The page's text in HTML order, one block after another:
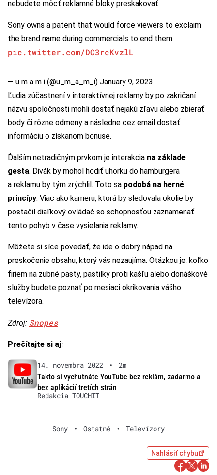
nebudete môcť reklamné bloky preskakovať.
Sony owns a patent that would force viewers to exclaim
the brand name during commercials to end them.
pic.twitter.com/DC3rcKvzlL
— u m a m i (@u_m_a_m_i) January 9, 2023
Ľudia zúčastnení v interaktívnej reklamy by po zakričaní
názvu spoločnosti mohli dostať nejakú zľavu alebo zbierať
body či rôzne odmeny a následne cez email dostať
informáciu o získanom bonuse.
Ďalším netradičným prvkom je interakcia na základe
gesta. Divák by mohol hodiť uhorku do hamburgera
a reklamu by tým zrýchlil. Toto sa podobá na herné
princípy. Viac ako kameru, ktorá by sledovala okolie by
postačil diaľkový ovládač so schopnosťou zaznamenať
tento pohyb v čase vysielania reklamy.
Môžete si síce povedať, že ide o dobrý nápad na
preskočenie obsahu, ktorý vás nezaujíma. Otázkou je, koľko
firiem na zubné pasty, pastilky proti kašľu alebo donáškové
služby budete poznať po mesiaci okrikovania vášho
televízora.
Zdroj: Snopes
Prečítajte si aj:
14. novembra 2022 •
2m
Takto si vychutnáte YouTube bez reklám, zadarmo a
bez aplikácií tretích strán
Redakcia TOUCHIT
Sony • Ostatné • Televízory
Nahlásiť chybu